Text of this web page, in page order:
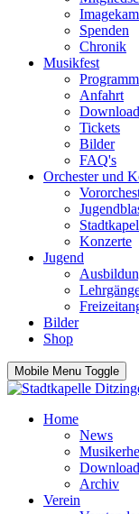
Spenden
Chronik
Musikfest
Programm
Anfahrt
Tickets
Bilder
FAQ's
Orchester und
Konzerte
Jugend
Bilder
Shop
Mobile Menu Toggle
Home
News
Archiv
Verein